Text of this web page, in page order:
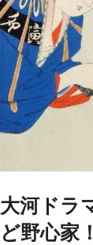
大河ドラ
ど野心家